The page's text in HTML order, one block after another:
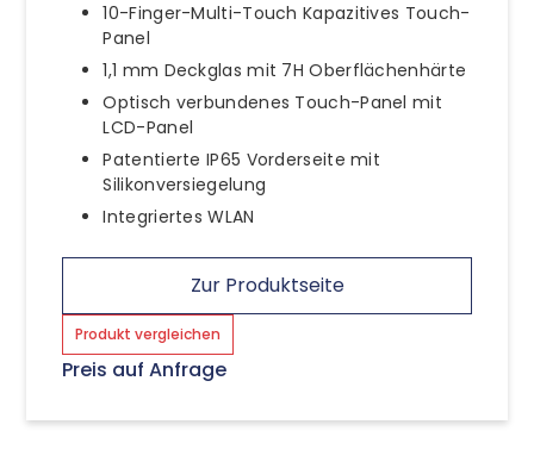
10-Finger-Multi-Touch Kapazitives Touch-
Panel
1,1 mm Deckglas mit 7H Oberflächenhärte
Optisch verbundenes Touch-Panel mit
LCD-Panel
Patentierte IP65 Vorderseite mit
Silikonversiegelung
Integriertes WLAN
Zur Produktseite
Produkt vergleichen
Preis auf Anfrage